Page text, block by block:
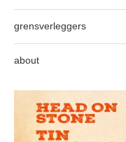
grensverleggers
about